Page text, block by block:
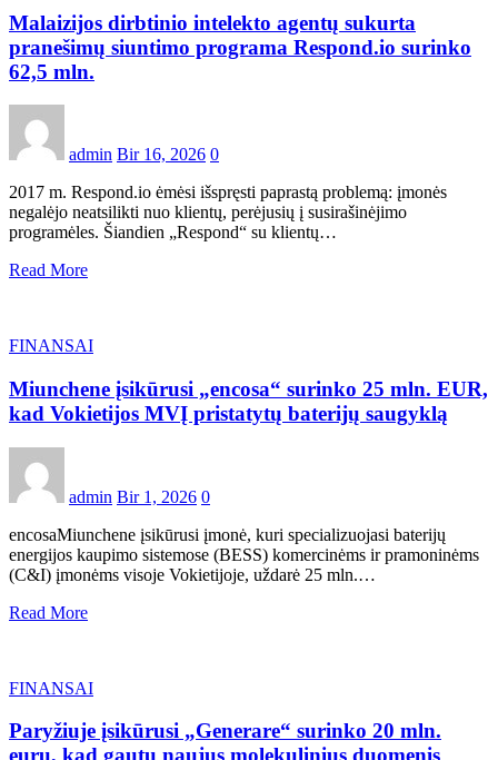
Malaizijos dirbtinio intelekto agentų sukurta
pranešimų siuntimo programa Respond.io surinko
62,5 mln.
admin Bir 16, 2026 0
2017 m. Respond.io ėmėsi išspręsti paprastą problemą: įmonės
negalėjo neatsilikti nuo klientų, perėjusių į susirašinėjimo
programėles. Šiandien „Respond“ su klientų…
Read More
FINANSAI
Miunchene įsikūrusi „encosa“ surinko 25 mln. EUR,
kad Vokietijos MVĮ pristatytų baterijų saugyklą
admin Bir 1, 2026 0
encosaMiunchene įsikūrusi įmonė, kuri specializuojasi baterijų
energijos kaupimo sistemose (BESS) komercinėms ir pramoninėms
(C&I) įmonėms visoje Vokietijoje, uždarė 25 mln.…
Read More
FINANSAI
Paryžiuje įsikūrusi „Generare“ surinko 20 mln.